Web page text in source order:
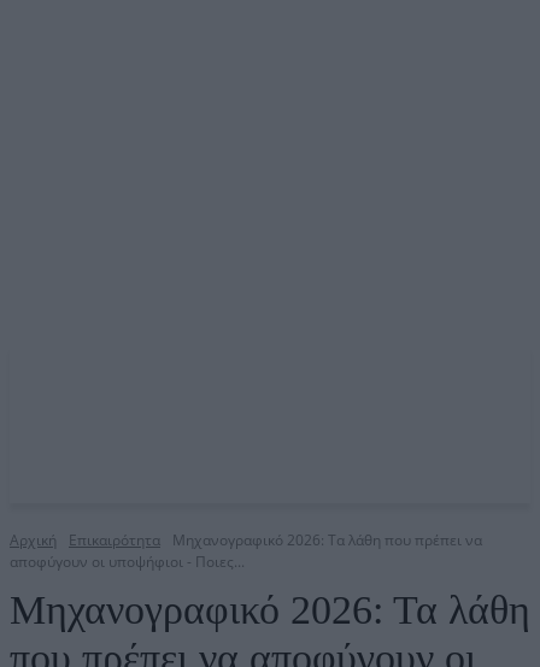
Αρχική Επικαιρότητα
Μηχανογραφικό 2026: Τα λάθη που πρέπει να
αποφύγουν οι υποψήφιοι - Ποιες...
Μηχανογραφικό 2026: Τα λάθη
που πρέπει να αποφύγουν οι